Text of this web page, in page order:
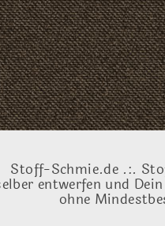
Stoff-Schmie.de .:.
entwerfen und
ohne